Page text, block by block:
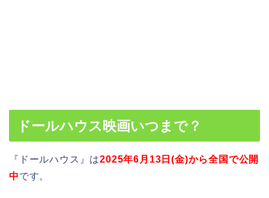
ドールハウス映画いつまで？
『ドールハウス』は2025年6月13日(金)から全国で公開
中です。